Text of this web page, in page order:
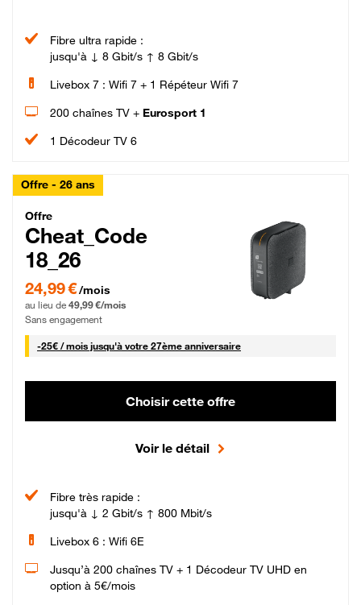
Fibre ultra rapide :
jusqu'à ↓ 8 Gbit/s ↑ 8 Gbit/s
Livebox 7 : Wifi 7 + 1 Répéteur Wifi 7
200 chaînes TV + Eurosport 1
1 Décodeur TV 6
Offre - 26 ans
Cheat_Code Fibre_18_26
Offre
Cheat_Code
18_26
24,99 € par mois pendant 0 mois puis 49,99 € par mois, Sans engagement
24,99 €/mois
au lieu de 49,99 €/mois
Sans engagement
-25€ / mois25 € par mois
jusqu'à votre 27ème anniversaire
Choisir cette offre
Voir le détail
Fibre très rapide :
jusqu'à ↓ 2 Gbit/s ↑ 800 Mbit/s
Livebox 6 : Wifi 6E
Jusqu’à 200 chaînes TV + 1 Décodeur TV UHD en
option à 5€/mois